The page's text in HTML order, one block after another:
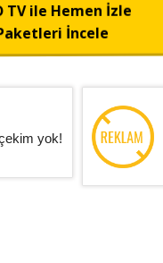
TV ile Hemen İzle
İncele
yok!